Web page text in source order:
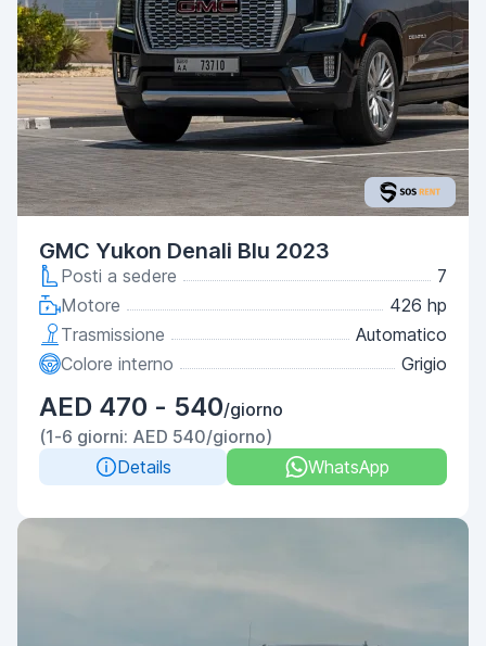
GMC Yukon Denali Blu 2023
Posti a sedere
7
Motore
426 hp
Trasmissione
Automatico
Colore interno
Grigio
AED 470 - 540/giorno
(1-6 giorni: AED 540/giorno)
Details
WhatsApp